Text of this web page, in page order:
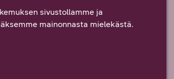
sivustollamme ja
mainonnasta mielekästä.